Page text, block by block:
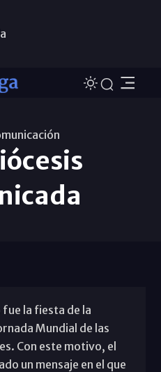
fue la fiesta de la
Mundial de las
Con este motivo, el
un mensaje en el que